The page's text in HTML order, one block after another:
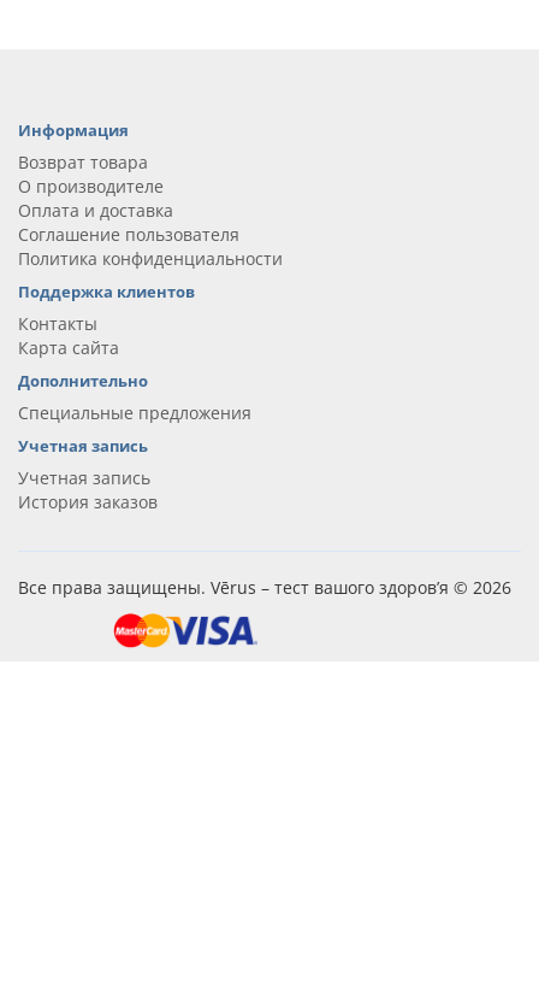
Информация
Возврат товара
О производителе
Оплата и доставка
Соглашение пользователя
Политика конфиденциальности
Поддержка клиентов
Контакты
Карта сайта
Дополнительно
Специальные предложения
Учетная запись
Учетная запись
История заказов
Все права защищены. Vērus – тест вашого здоров’я © 2026